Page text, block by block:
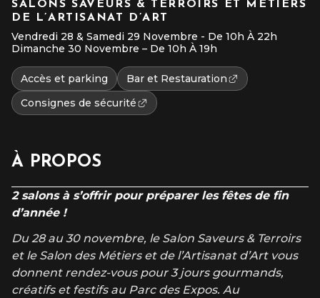
SALONS SAVEURS & TERROIRS ET MÉTIERS
DE L’ARTISANAT D’ART
Vendredi 28 & Samedi 29 Novembre - De 10h À 22h
Dimanche 30 Novembre – De 10h À 19h
Accès et parking
Bar et Restauration
Consignes de sécurité
À PROPOS
2 salons à s’offrir pour préparer les fêtes de fin
d’année !
Du 28 au 30 novembre, le Salon Saveurs & Terroirs
et le Salon des Métiers et de l’Artisanat d’Art vous
donnent rendez-vous pour 3 jours gourmands,
créatifs et festifs au Parc des Expos. Au